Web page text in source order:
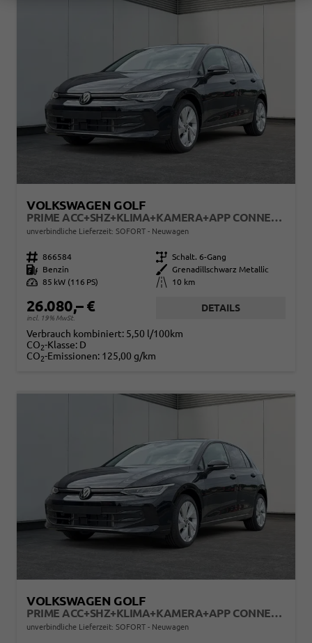
VOLKSWAGEN GOLF
PRIME ACC+SHZ+KLIMA+KAMERA+APP CONNECT+LED+17" ALU
unverbindliche Lieferzeit: SOFORT Neuwagen
Fahrzeugnr. 866584 Getriebe Schalt. 6-Gang
Kraftstoff
Benzin Außenfarbe
Grenadillschwarz Metallic
Leistung 85 kW (116 PS) Kilometerstand 10 km
26.080,– €
incl. 19% MwSt.
DETAILS
Verbrauch kombiniert: 5,50 l/100km
CO2-Klasse: D
CO2-Emissionen: 125,00 g/km
VOLKSWAGEN GOLF
PRIME ACC+SHZ+KLIMA+KAMERA+APP CONNECT+LED+17" ALU
unverbindliche Lieferzeit: SOFORT Neuwagen